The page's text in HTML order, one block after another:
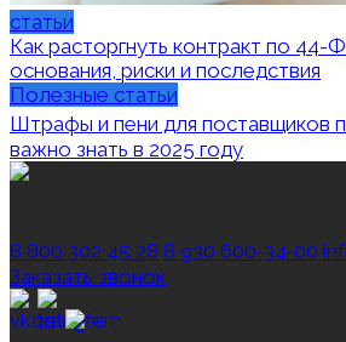
статьи
Как расторгнуть контракт по 44-
основания, риски и последствия
Полезные статьи
Штрафы и пени для поставщиков
важно знать в 2025 году
8 800 302 45 28 8 930 600‑34‑00
Заказать звонок